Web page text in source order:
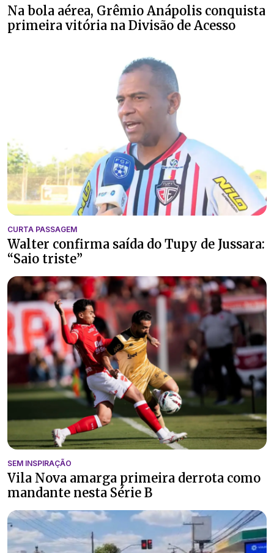
Na bola aérea, Grêmio Anápolis conquista
primeira vitória na Divisão de Acesso
CURTA PASSAGEM
Walter confirma saída do Tupy de Jussara:
“Saio triste”
SEM INSPIRAÇÃO
Vila Nova amarga primeira derrota como
mandante nesta Série B